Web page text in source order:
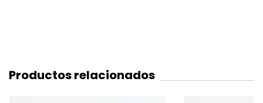
Productos relacionados